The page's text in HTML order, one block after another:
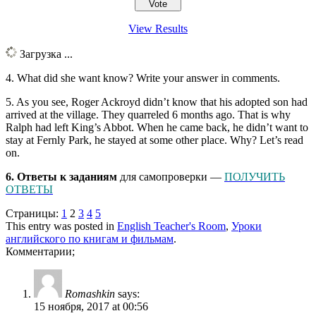
View Results
Загрузка ...
4. What did she want know? Write your answer in comments.
5. As you see, Roger Ackroyd didn’t know that his adopted son had
arrived at the village. They quarreled 6 months ago. That is why
Ralph had left King’s Abbot. When he came back, he didn’t want to
stay at Fernly Park, he stayed at some other place. Why? Let’s read
on.
6. Ответы к заданиям для самопроверки — ПОЛУЧИТЬ
ОТВЕТЫ
Страницы: 1 2 3 4 5
This entry was posted in English Teacher's Room, Уроки
английского по книгам и фильмам.
Комментарии;
Romashkin says:
15 ноября, 2017 at 00:56